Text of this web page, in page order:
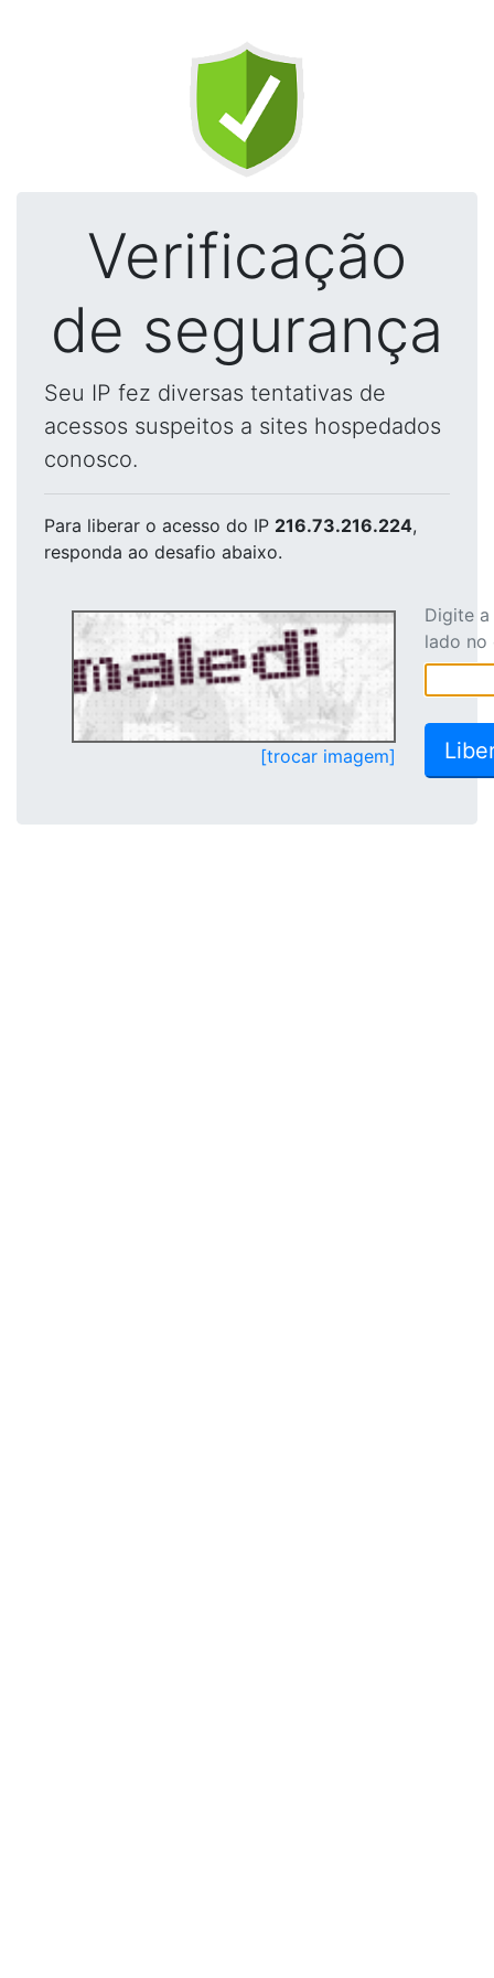
Verificação
de segurança
Seu IP fez diversas tentativas de
acessos suspeitos a sites hospedados
conosco.
Para liberar o acesso do IP 216.73.216.224,
responda ao desafio abaixo.
[trocar imagem]
Digite
lado no